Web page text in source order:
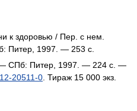
к здоровью / Пер. с нем.
Питер, 1997. — 253 с.
СПб: Питер, 1997. — 224 с. —
20511-0 . Тираж 15 000 экз.